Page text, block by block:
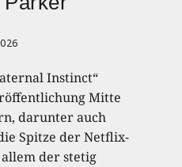
Instinct“
Mitte
darunter auch
Spitze der Netflix-
der stetig